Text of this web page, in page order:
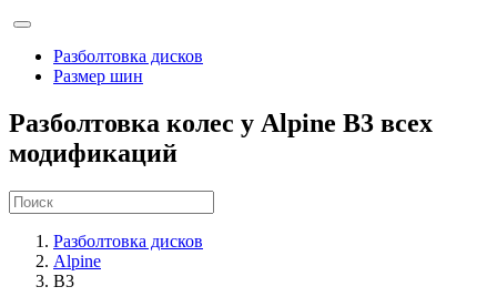
Разболтовка дисков
Размер шин
Разболтовка колес у Alpine B3 всех
модификаций
Разболтовка дисков
Alpine
B3